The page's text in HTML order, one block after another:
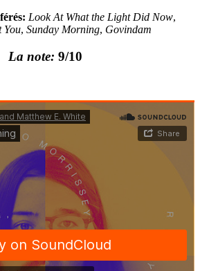
Look At What the Light Did Now,
You, Sunday Morning, Govindam
La note: 9/10